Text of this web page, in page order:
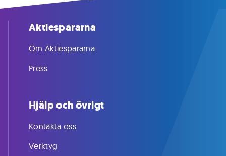
Aktiespararna
Om Aktiespararna
Press
Hjälp och övrigt
Kontakta oss
Verktyg